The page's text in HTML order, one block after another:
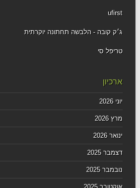
ufirst
ג׳ק קובה - הלבשה תחתונה יוקרתית
טריפל סי
ארכיון
יוני 2026
מרץ 2026
ינואר 2026
דצמבר 2025
נובמבר 2025